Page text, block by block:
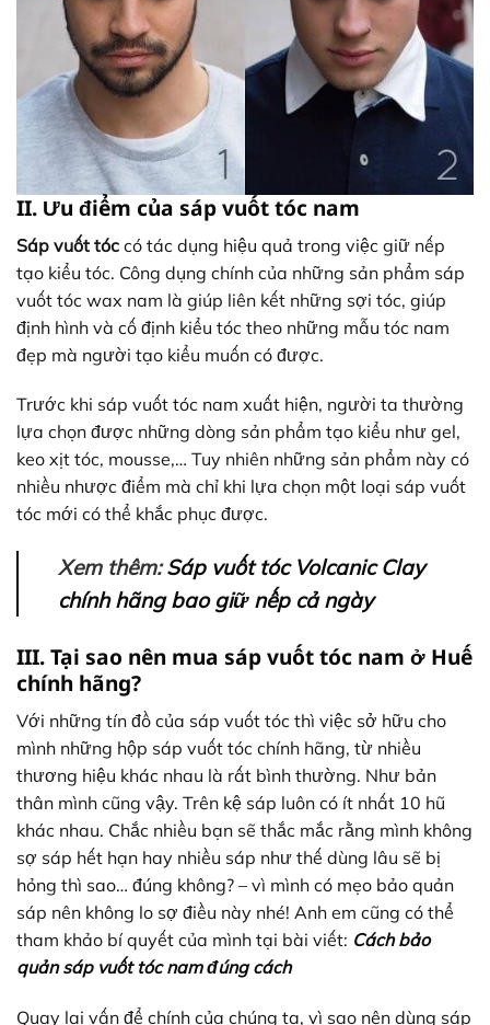
II. Ưu điểm của sáp vuốt tóc nam
Sáp vuốt tóc có tác dụng hiệu quả trong việc giữ nếp
tạo kiểu tóc. Công dụng chính của những sản phẩm sáp
vuốt tóc wax nam là giúp liên kết những sợi tóc, giúp
định hình và cố định kiểu tóc theo những mẫu tóc nam
đẹp mà người tạo kiểu muốn có được.
Trước khi sáp vuốt tóc nam xuất hiện, người ta thường
lựa chọn được những dòng sản phẩm tạo kiểu như gel,
keo xịt tóc, mousse,… Tuy nhiên những sản phẩm này có
nhiều nhược điểm mà chỉ khi lựa chọn một loại sáp vuốt
tóc mới có thể khắc phục được.
Xem thêm:Sáp vuốt tóc Volcanic Clay
chính hãng bao giữ nếp cả ngày
III. Tại sao nên mua sáp vuốt tóc nam ở Huế
chính hãng?
Với những tín đồ của sáp vuốt tóc thì việc sở hữu cho
mình những hộp sáp vuốt tóc chính hãng, từ nhiều
thương hiệu khác nhau là rất bình thường. Như bản
thân mình cũng vậy. Trên kệ sáp luôn có ít nhất 10 hũ
khác nhau. Chắc nhiều bạn sẽ thắc mắc rằng mình không
sợ sáp hết hạn hay nhiều sáp như thế dùng lâu sẽ bị
hỏng thì sao… đúng không? – vì mình có mẹo bảo quản
sáp nên không lo sợ điều này nhé! Anh em cũng có thể
tham khảo bí quyết của mình tại bài viết: Cách bảo
quản sáp vuốt tóc nam đúng cách
Quay lại vấn để chính của chúng ta, vì sao nên dùng sáp